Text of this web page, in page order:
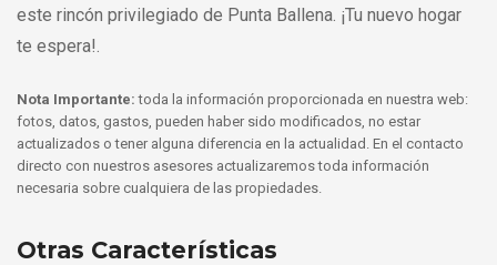
este rincón privilegiado de Punta Ballena. ¡Tu nuevo hogar
te espera!.
Nota Importante:toda la información proporcionada en nuestra web:
fotos, datos, gastos, pueden haber sido modificados, no estar
actualizados o tener alguna diferencia en la actualidad. En el contacto
directo con nuestros asesores actualizaremos toda información
necesaria sobre cualquiera de las propiedades.
Otras Características